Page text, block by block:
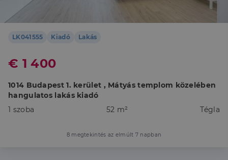
LK041555 Kiadó Lakás
€ 1 400
1014 Budapest 1. kerület , Mátyás templom közelében
hangulatos lakás kiadó
1 szoba
52 m² Tégla
8 megtekintés az elmúlt 7 napban